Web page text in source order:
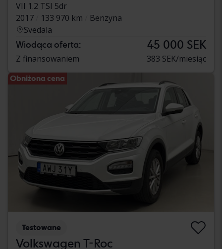
VII 1.2 TSI 5dr
2017
133 970 km
Benzyna
Svedala
Wiodąca oferta: 45 000 SEK
Z finansowaniem 383 SEK/miesiąc
Obniżona cena
Testowane
Volkswagen T-Roc